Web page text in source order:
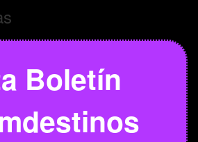
Boletín